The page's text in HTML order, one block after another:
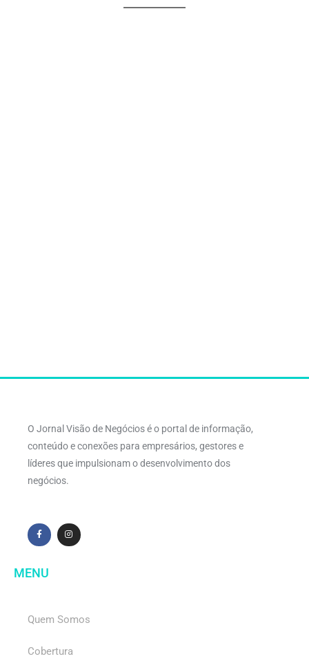
O Jornal Visão de Negócios é o portal de informação,
conteúdo e conexões para empresários, gestores e
líderes que impulsionam o desenvolvimento dos
negócios.
MENU
Quem Somos
Cobertura